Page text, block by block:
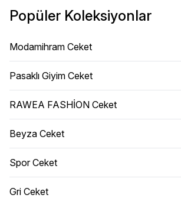
Popüler Koleksiyonlar
Modamihram Ceket
Pasaklı Giyim Ceket
RAWEA FASHİON Ceket
Beyza Ceket
Spor Ceket
Gri Ceket